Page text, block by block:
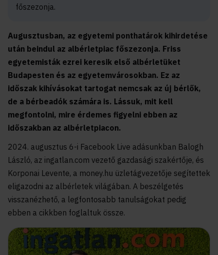
főszezonja.
Augusztusban, az egyetemi ponthatárok kihirdetése
után beindul az albérletpiac főszezonja. Friss
egyetemisták ezrei keresik első albérletüket
Budapesten és az egyetemvárosokban. Ez az
időszak kihívásokat tartogat nemcsak az új bérlők,
de a bérbeadók számára is. Lássuk, mit kell
megfontolni, mire érdemes figyelni ebben az
időszakban az albérletpiacon.
2024. augusztus 6-i Facebook Live adásunkban Balogh
László, az ingatlan.com vezető gazdasági szakértője, és
Korponai Levente, a money.hu üzletágvezetője segítettek
eligazodni az albérletek világában. A beszélgetés
visszanézhető, a legfontosabb tanulságokat pedig
ebben a cikkben foglaltuk össze.